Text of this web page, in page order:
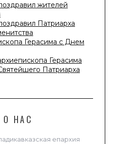
жителей
Патриарха
Герасима с Днем
Герасима
Патриарха
НАС
епархия